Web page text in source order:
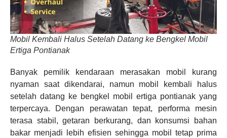
Mobil Kembali Halus Setelah Datang ke Bengkel Mobil
Ertiga Pontianak
Banyak pemilik kendaraan merasakan mobil kurang
nyaman saat dikendarai, namun mobil kembali halus
setelah datang ke bengkel mobil ertiga pontianak yang
terpercaya. Dengan perawatan tepat, performa mesin
terasa stabil, getaran berkurang, dan konsumsi bahan
bakar menjadi lebih efisien sehingga mobil tetap prima